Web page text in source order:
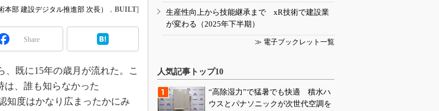
部 建設デジタル推進部 次長） ， BUILT]
Share
既に15年の歳月が流れた。こ
は、誰も知らなかった
知度はかなり広まったかにみ
生産性向上から技能継承まで xR技術で建設業
が変わる（2025年下半期）
≫ 電子ブックレット一覧
人気記事トップ10
“高除湿力”で猛暑でも快適 積水ハ
ウスとパナソニックが次世代空調を